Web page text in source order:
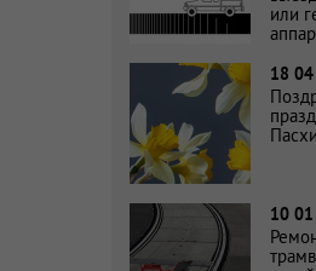
или
18
10